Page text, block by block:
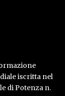
iscritta nel
di Potenza n.